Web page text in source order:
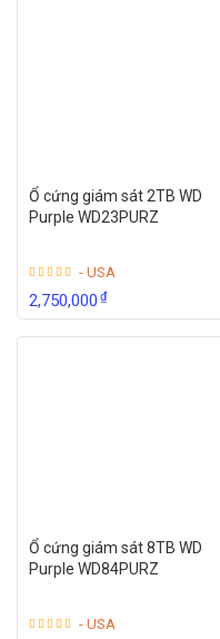
Ổ cứng giám sát 2TB WD
Purple WD23PURZ
- USA
2,750,000₫
Ổ cứng giám sát 8TB WD
Purple WD84PURZ
- USA